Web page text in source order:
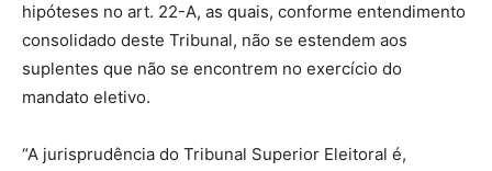
hipóteses no art. 22-A, as quais, conforme entendimento
consolidado deste Tribunal, não se estendem aos
suplentes que não se encontrem no exercício do
mandato eletivo.
“A jurisprudência do Tribunal Superior Eleitoral é,